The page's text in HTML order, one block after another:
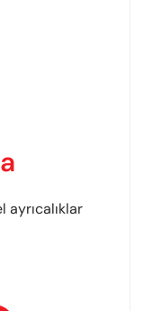
ayrıcalıklar